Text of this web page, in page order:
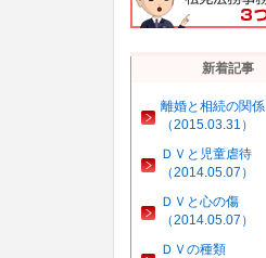
新着記事
離婚と相続の関係
（2015.03.31）
ＤＶと児童虐待
（2014.05.07）
ＤＶと心の傷
（2014.05.07）
ＤＶの種類